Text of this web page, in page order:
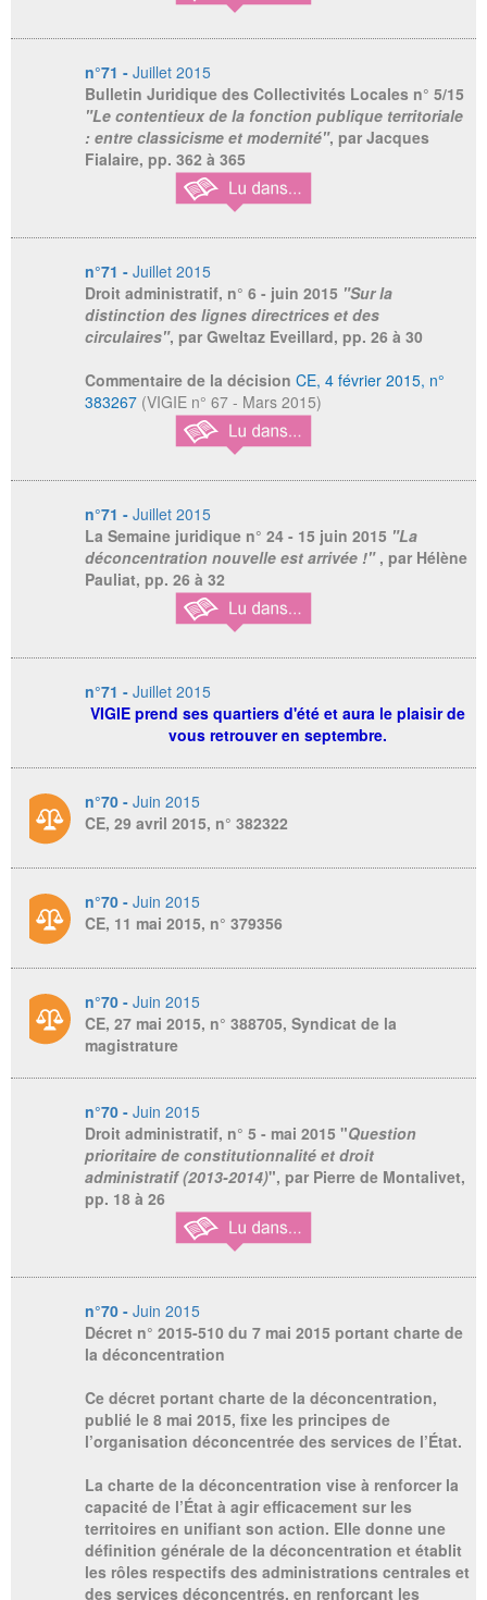
n°71 - Juillet 2015
Bulletin Juridique des Collectivités Locales n° 5/15
"Le contentieux de la fonction publique territoriale
: entre classicisme et modernité", par Jacques
Fialaire, pp. 362 à 365
n°71 - Juillet 2015
Droit administratif, n° 6- juin 2015 "Sur la
distinction des lignes directrices et des
circulaires", par Gweltaz Eveillard, pp. 26 à 30
Commentaire de la décision CE, 4 février 2015, n°
383267 (VIGIE n° 67 - Mars 2015)
n°71 - Juillet 2015
La Semaine juridique n° 24 - 15 juin 2015 "La
déconcentration nouvelle est arrivée !" , par Hélène
Pauliat, pp. 26 à 32
n°71 - Juillet 2015
VIGIE prend ses quartiers d'été et aura le plaisir de
vous retrouver en septembre.
n°70 - Juin 2015
CE, 29 avril 2015, n° 382322
n°70 - Juin 2015
CE, 11 mai 2015, n° 379356
n°70 - Juin 2015
CE, 27 mai 2015, n° 388705, Syndicat de la
magistrature
n°70 - Juin 2015
Droit administratif, n° 5 - mai 2015 "Question
prioritaire de constitutionnalité et droit
administratif (2013-2014)", par Pierre de Montalivet,
pp. 18 à 26
n°70 - Juin 2015
Décret n° 2015-510 du 7 mai 2015 portant charte de
la déconcentration
Ce décret portant charte de la déconcentration,
publié le 8 mai 2015, fixe les principes de
l’organisation déconcentrée des services de l’État.
La charte de la déconcentration vise à renforcer la
capacité de l’État à agir efficacement sur les
territoires en unifiant son action. Elle donne une
définition générale de la déconcentration et établit
les rôles respectifs des administrations centrales et
des services déconcentrés, en renforçant les